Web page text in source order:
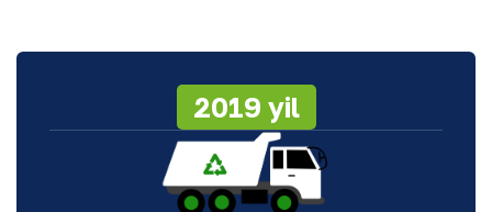
2019 yil